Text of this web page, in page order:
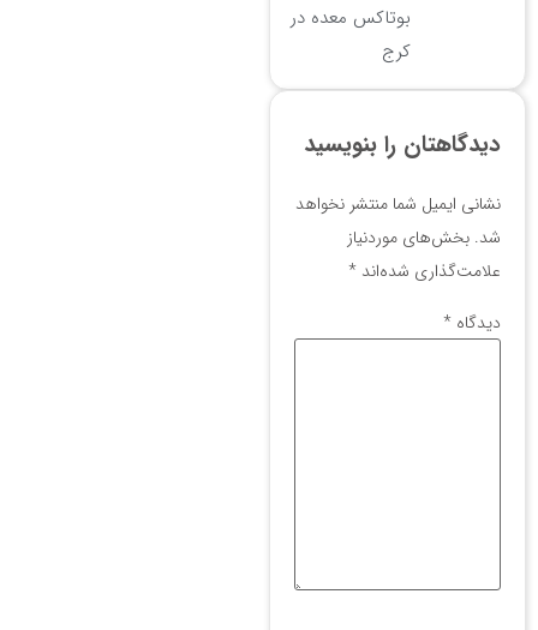
بوتاکس معده در
کرج
دیدگاهتان را بنویسید
نشانی ایمیل شما منتشر نخواهد
شد. بخش‌های موردنیاز
علامت‌گذاری شده‌اند *
دیدگاه *